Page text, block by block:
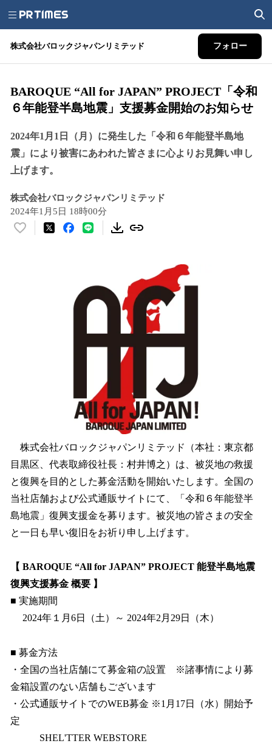
株式会社バロックジャパンリミテッド フォロー
BAROQUE “All for JAPAN” PROJECT「令和
６年能登半島地震」支援募金開始のお知らせ
2024年1月1日（月）に発生した「令和６年能登半島地
震」により被害にあわれた皆さまに心よりお見舞い申し
上げます。
株式会社バロックジャパンリミテッド
2024年1月5日 18時00分
い
株式会社バロックジャパンリミテッド（本社：東京都
目黒区、代表取締役社長：村井博之）は、被災地の救援
と復興を目的とした募金活動を開始いたします。全国の
当社店舗および公式通販サイトにて、「令和６年能登半
島地震」復興支援金を募ります。被災地の皆さまの安全
と一日も早い復旧をお祈り申し上げます。
【 BAROQUE “All for JAPAN” PROJECT 能登半島地震
復興支援募金 概要 】
■ 実施期間
2024年１月6日（土）～ 2024年2月29日（木）
■ 募金方法
・全国の当社店舗にて募金箱の設置 ※諸事情により募
金箱設置のない店舗もございます
・公式通販サイトでのWEB募金 ※1月17日（水）開始予
定
SHEL'TTER WEBSTORE